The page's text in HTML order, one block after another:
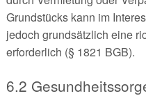
Grundstücks kann im
jedoch grundsätzlich eine
erforderlich (§ 1821 BGB).
6.2